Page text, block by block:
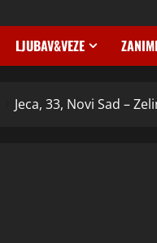
LJUBAV&VEZE
Jeca, 33, Novi Sad –